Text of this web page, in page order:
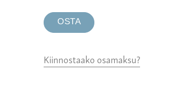
OSTA
Kiinnostaako osamaksu?